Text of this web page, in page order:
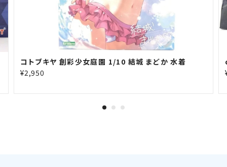
コトブキヤ 創彩少女庭園 1/10 結城 まどか 水着
¥2,950